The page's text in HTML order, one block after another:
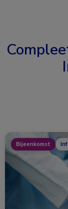
Bijeenkomst